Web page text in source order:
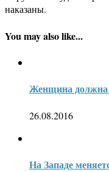
наказаны.
You may also like...
Женщина должна
26.08.2016
На Западе